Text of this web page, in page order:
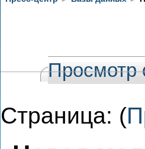
Просмотр
Страница: (